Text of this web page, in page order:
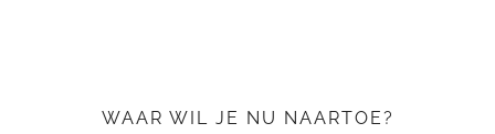
WAAR WIL JE NU NAARTOE?